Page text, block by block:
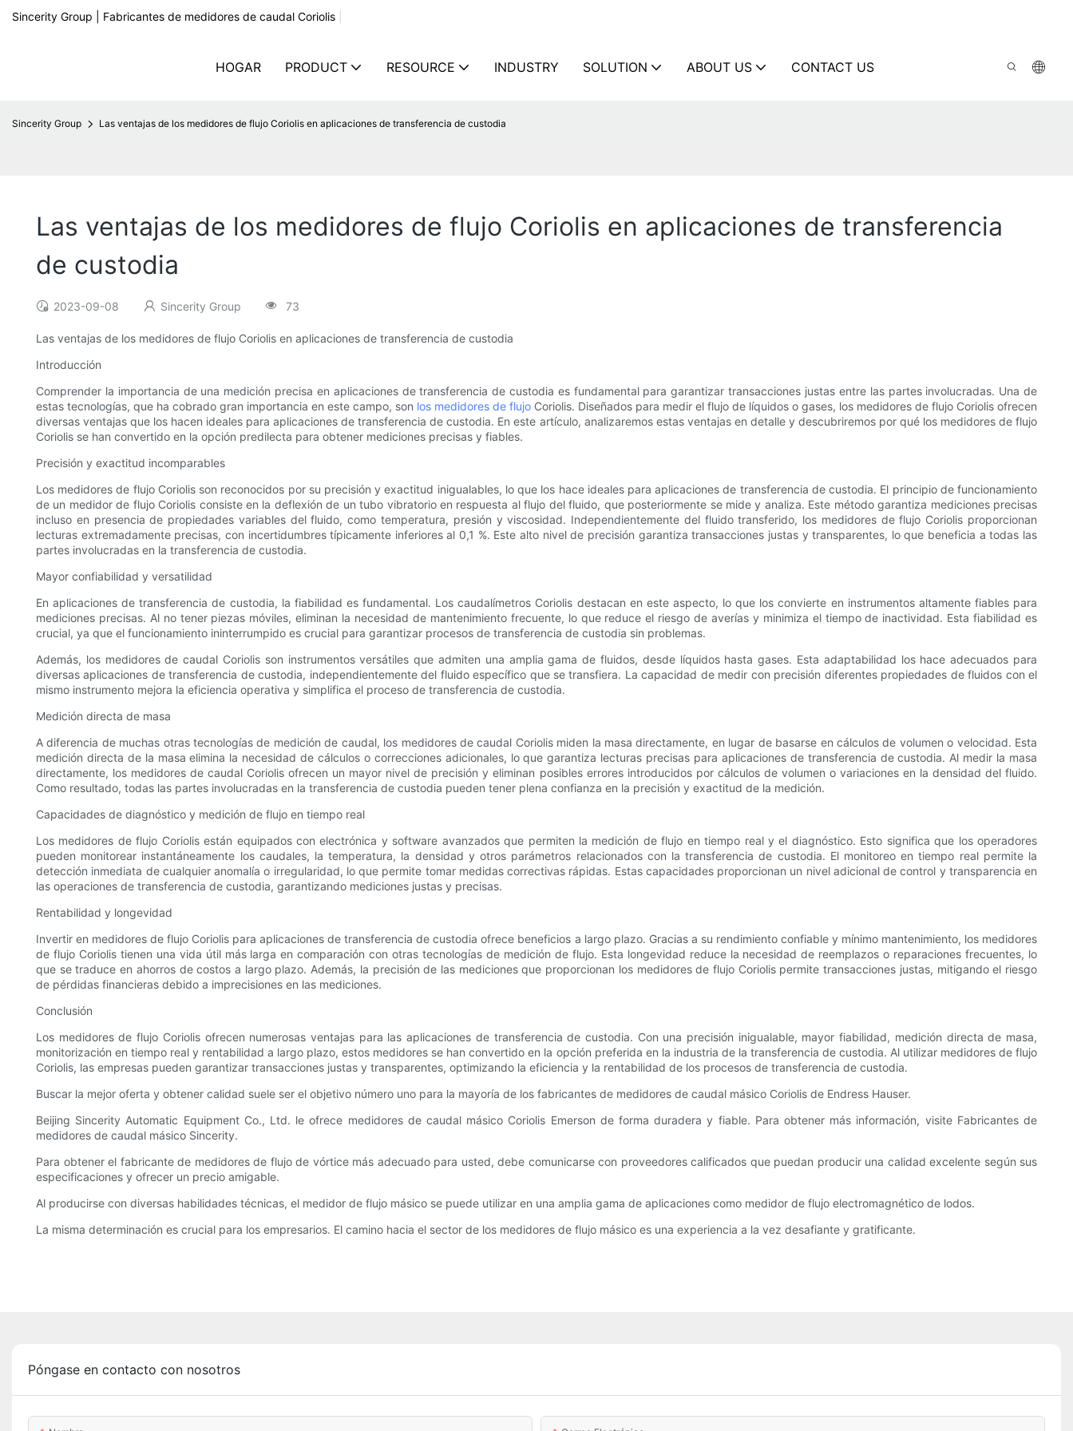
Sincerity Group | Fabricantes de medidores de caudal Coriolis
HOGAR PRODUCT RESOURCE INDUSTRY SOLUTION ABOUT US CONTACT US
Sincerity Group Las ventajas de los medidores de flujo Coriolis en aplicaciones de transferencia de custodia
Las ventajas de los medidores de flujo Coriolis en aplicaciones de transferencia
de custodia
2023-09-08 Sincerity Group 73
Las ventajas de los medidores de flujo Coriolis en aplicaciones de transferencia de custodia
Introducción
Comprender la importancia de una medición precisa en aplicaciones de transferencia de custodia es fundamental para garantizar transacciones justas entre las partes involucradas. Una de
estas tecnologías, que ha cobrado gran importancia en este campo, son los medidores de flujo Coriolis. Diseñados para medir el flujo de líquidos o gases, los medidores de flujo Coriolis ofrecen
diversas ventajas que los hacen ideales para aplicaciones de transferencia de custodia. En este artículo, analizaremos estas ventajas en detalle y descubriremos por qué los medidores de flujo
Coriolis se han convertido en la opción predilecta para obtener mediciones precisas y fiables.
Precisión y exactitud incomparables
Los medidores de flujo Coriolis son reconocidos por su precisión y exactitud inigualables, lo que los hace ideales para aplicaciones de transferencia de custodia. El principio de funcionamiento
de un medidor de flujo Coriolis consiste en la deflexión de un tubo vibratorio en respuesta al flujo del fluido, que posteriormente se mide y analiza. Este método garantiza mediciones precisas
incluso en presencia de propiedades variables del fluido, como temperatura, presión y viscosidad. Independientemente del fluido transferido, los medidores de flujo Coriolis proporcionan
lecturas extremadamente precisas, con incertidumbres típicamente inferiores al 0,1 %. Este alto nivel de precisión garantiza transacciones justas y transparentes, lo que beneficia a todas las
partes involucradas en la transferencia de custodia.
Mayor confiabilidad y versatilidad
En aplicaciones de transferencia de custodia, la fiabilidad es fundamental. Los caudalímetros Coriolis destacan en este aspecto, lo que los convierte en instrumentos altamente fiables para
mediciones precisas. Al no tener piezas móviles, eliminan la necesidad de mantenimiento frecuente, lo que reduce el riesgo de averías y minimiza el tiempo de inactividad. Esta fiabilidad es
crucial, ya que el funcionamiento ininterrumpido es crucial para garantizar procesos de transferencia de custodia sin problemas.
Además, los medidores de caudal Coriolis son instrumentos versátiles que admiten una amplia gama de fluidos, desde líquidos hasta gases. Esta adaptabilidad los hace adecuados para
diversas aplicaciones de transferencia de custodia, independientemente del fluido específico que se transfiera. La capacidad de medir con precisión diferentes propiedades de fluidos con el
mismo instrumento mejora la eficiencia operativa y simplifica el proceso de transferencia de custodia.
Medición directa de masa
A diferencia de muchas otras tecnologías de medición de caudal, los medidores de caudal Coriolis miden la masa directamente, en lugar de basarse en cálculos de volumen o velocidad. Esta
medición directa de la masa elimina la necesidad de cálculos o correcciones adicionales, lo que garantiza lecturas precisas para aplicaciones de transferencia de custodia. Al medir la masa
directamente, los medidores de caudal Coriolis ofrecen un mayor nivel de precisión y eliminan posibles errores introducidos por cálculos de volumen o variaciones en la densidad del fluido.
Como resultado, todas las partes involucradas en la transferencia de custodia pueden tener plena confianza en la precisión y exactitud de la medición.
Capacidades de diagnóstico y medición de flujo en tiempo real
Los medidores de flujo Coriolis están equipados con electrónica y software avanzados que permiten la medición de flujo en tiempo real y el diagnóstico. Esto significa que los operadores
pueden monitorear instantáneamente los caudales, la temperatura, la densidad y otros parámetros relacionados con la transferencia de custodia. El monitoreo en tiempo real permite la
detección inmediata de cualquier anomalía o irregularidad, lo que permite tomar medidas correctivas rápidas. Estas capacidades proporcionan un nivel adicional de control y transparencia en
las operaciones de transferencia de custodia, garantizando mediciones justas y precisas.
Rentabilidad y longevidad
Invertir en medidores de flujo Coriolis para aplicaciones de transferencia de custodia ofrece beneficios a largo plazo. Gracias a su rendimiento confiable y mínimo mantenimiento, los medidores
de flujo Coriolis tienen una vida útil más larga en comparación con otras tecnologías de medición de flujo. Esta longevidad reduce la necesidad de reemplazos o reparaciones frecuentes, lo
que se traduce en ahorros de costos a largo plazo. Además, la precisión de las mediciones que proporcionan los medidores de flujo Coriolis permite transacciones justas, mitigando el riesgo
de pérdidas financieras debido a imprecisiones en las mediciones.
Conclusión
Los medidores de flujo Coriolis ofrecen numerosas ventajas para las aplicaciones de transferencia de custodia. Con una precisión inigualable, mayor fiabilidad, medición directa de masa,
monitorización en tiempo real y rentabilidad a largo plazo, estos medidores se han convertido en la opción preferida en la industria de la transferencia de custodia. Al utilizar medidores de flujo
Coriolis, las empresas pueden garantizar transacciones justas y transparentes, optimizando la eficiencia y la rentabilidad de los procesos de transferencia de custodia.
Buscar la mejor oferta y obtener calidad suele ser el objetivo número uno para la mayoría de los fabricantes de medidores de caudal másico Coriolis de Endress Hauser.
Beijing Sincerity Automatic Equipment Co., Ltd. le ofrece medidores de caudal másico Coriolis Emerson de forma duradera y fiable. Para obtener más información, visite Fabricantes de
medidores de caudal másico Sincerity.
Para obtener el fabricante de medidores de flujo de vórtice más adecuado para usted, debe comunicarse con proveedores calificados que puedan producir una calidad excelente según sus
especificaciones y ofrecer un precio amigable.
Al producirse con diversas habilidades técnicas, el medidor de flujo másico se puede utilizar en una amplia gama de aplicaciones como medidor de flujo electromagnético de lodos.
La misma determinación es crucial para los empresarios. El camino hacia el sector de los medidores de flujo másico es una experiencia a la vez desafiante y gratificante.
Póngase en contacto con nosotros